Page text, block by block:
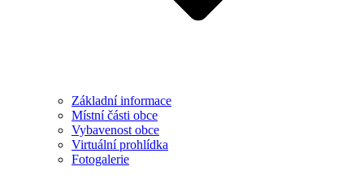
Základní informace
Místní části obce
Vybavenost obce
Virtuální prohlídka
Fotogalerie